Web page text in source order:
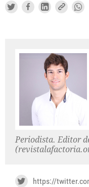
Periodista. Editor
https://